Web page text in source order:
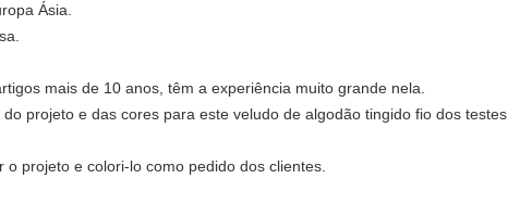
Ásia.
mais de 10 anos, têm a experiência muito grande nela.
projeto e das cores para este veludo de algodão tingido fio dos testes
projeto e colori-lo como pedido dos clientes.